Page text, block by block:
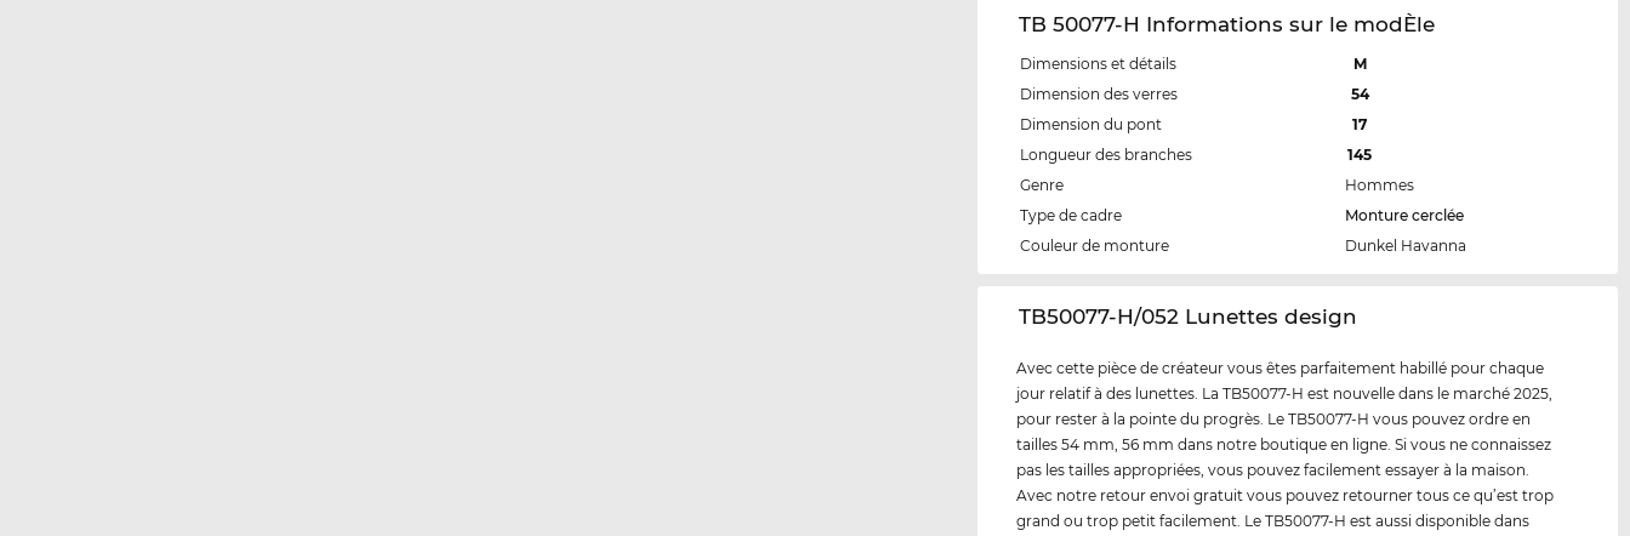
TB 50077-H Informations sur le modÈle
Dimensions et détails
M
Dimension des verres
54
Dimension du pont
17
Longueur des branches
145
Genre
Hommes
Type de cadre
Monture cerclée
Couleur de monture
Dunkel Havanna
‌TB50077-H/052 Lunettes design
Avec cette pièce de créateur vous êtes parfaitement habillé pour chaque
jour relatif à des lunettes. La TB50077-H est nouvelle dans le marché 2025,
pour rester à la pointe du progrès. Le TB50077-H vous pouvez ordre en
tailles 54 mm, 56 mm dans notre boutique en ligne. Si vous ne connaissez
pas les tailles appropriées, vous pouvez facilement essayer à la maison.
Avec notre retour envoi gratuit vous pouvez retourner tous ce qu’est trop
grand ou trop petit facilement. Le TB50077-H est aussi disponible dans